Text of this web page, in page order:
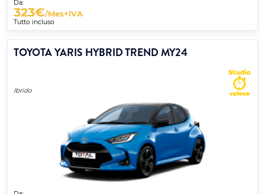
Da:
323€/Mes+IVA
Tutto incluso
TOYOTA YARIS HYBRID TREND MY24
Ibrido